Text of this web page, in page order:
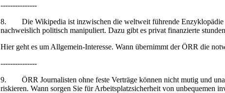
---------------
8. Die Wikipedia ist inzwischen die weltweit führende Enzyklopädie
nachweislich politisch manipuliert. Dazu gibt es privat finanzierte
Hier geht es um Allgemein-Interesse. Wann übernimmt der ÖRR die
---------------
9. ÖRR Journalisten ohne feste Verträge können nicht mutig und
riskieren. Wann sorgen Sie für Arbeitsplatzsicherheit von unbequemen